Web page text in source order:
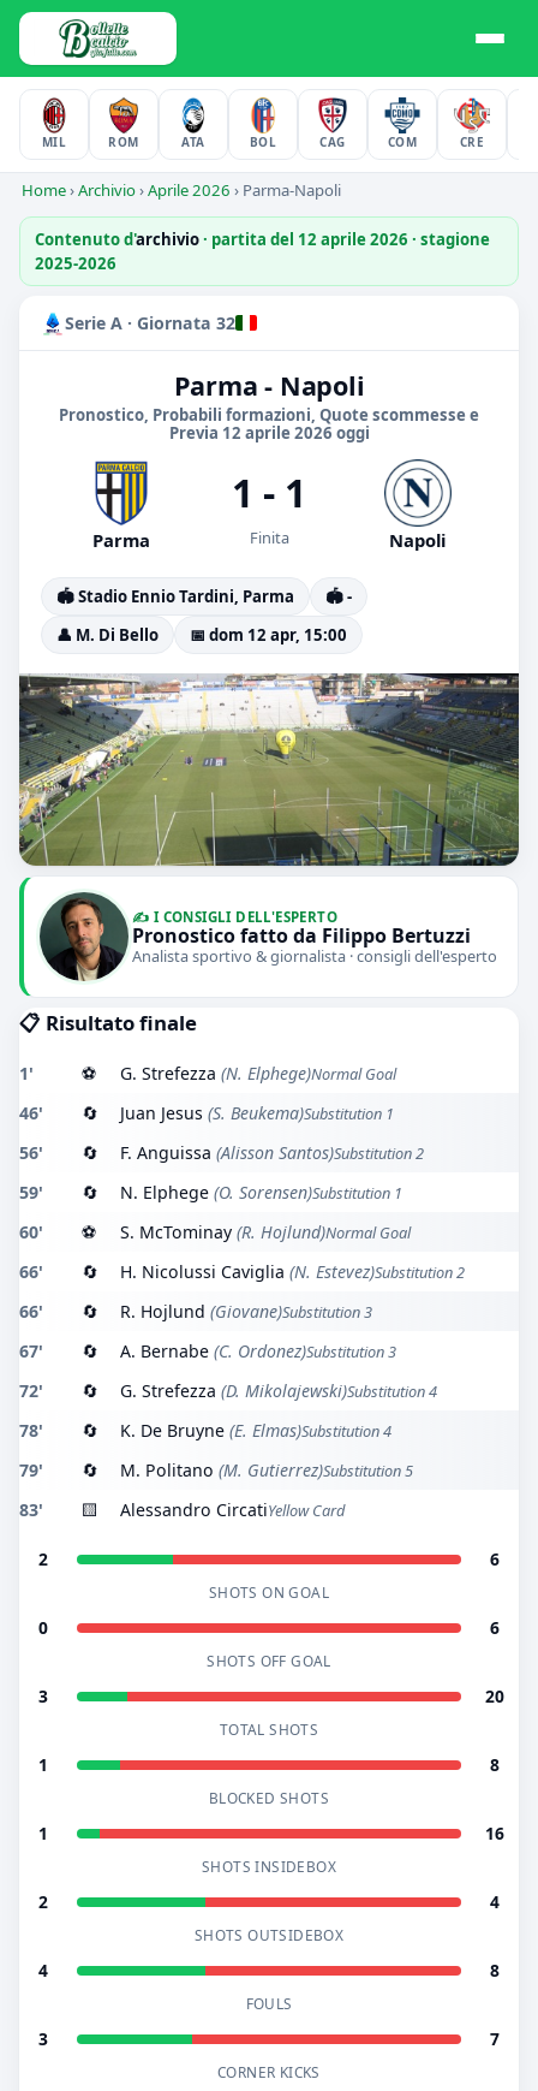
MIL ROM ATA BOL CAG COM CRE
Home›Archivio›Aprile 2026 › Parma-Napoli
Contenuto d'archivio· partita del 12 aprile 2026 · stagione
2025-2026
Serie A · Giornata 32
Parma - Napoli
Pronostico, Probabili formazioni, Quote scommesse e
Previa 12 aprile 2026 oggi
Parma
1 - 1
Finita Napoli
🏟️ Stadio Ennio Tardini, Parma
🏟️ -
👤 M. Di Bello
📅 dom 12 apr, 15:00
✍️ I CONSIGLI DELL'ESPERTO
Pronostico fatto da Filippo Bertuzzi
Analista sportivo & giornalista · consigli dell'esperto
📋 Risultato finale
1' ⚽ G. Strefezza (N. Elphege)Normal Goal
46' 🔄 Juan Jesus (S. Beukema)Substitution 1
56' 🔄 F. Anguissa (Alisson Santos)Substitution 2
59' 🔄 N. Elphege (O. Sorensen)Substitution 1
60' ⚽ S. McTominay (R. Hojlund)Normal Goal
66' 🔄 H. Nicolussi Caviglia (N. Estevez)Substitution 2
66' 🔄 R. Hojlund (Giovane)Substitution 3
67' 🔄 A. Bernabe (C. Ordonez)Substitution 3
72' 🔄 G. Strefezza (D. Mikolajewski)Substitution 4
78' 🔄 K. De Bruyne (E. Elmas)Substitution 4
79' 🔄 M. Politano (M. Gutierrez)Substitution 5
83' 🟨 Alessandro CircatiYellow Card
2 6
SHOTS ON GOAL
0 6
SHOTS OFF GOAL
3 20
TOTAL SHOTS
1 8
BLOCKED SHOTS
1 16
SHOTS INSIDEBOX
2 4
SHOTS OUTSIDEBOX
4 8
FOULS
3 7
CORNER KICKS